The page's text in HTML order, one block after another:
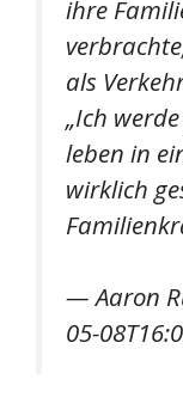
ihre
als
„Ich
leben in
wirklich
— Aaron
05-